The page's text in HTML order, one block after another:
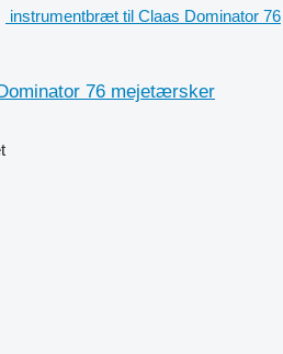
instrumentbræt til Claas Dominator 76
76 mejetærsker